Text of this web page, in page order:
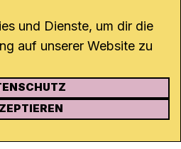
und Dienste, um dir die
auf unserer Website zu